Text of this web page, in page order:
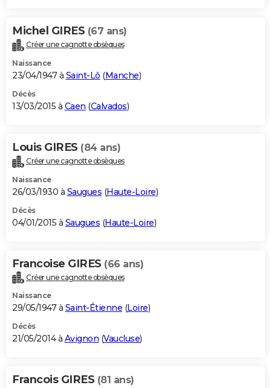
Michel GIRES (67 ans)
Créer une cagnotte obsèques
Naissance
23/04/1947 à Saint-Lô (Manche)
Décès
13/03/2015 à Caen (Calvados)
Louis GIRES (84 ans)
Créer une cagnotte obsèques
Naissance
26/03/1930 à Saugues (Haute-Loire)
Décès
04/01/2015 à Saugues (Haute-Loire)
Francoise GIRES (66 ans)
Créer une cagnotte obsèques
Naissance
29/05/1947 à Saint-Étienne (Loire)
Décès
21/05/2014 à Avignon (Vaucluse)
Francois GIRES (81 ans)